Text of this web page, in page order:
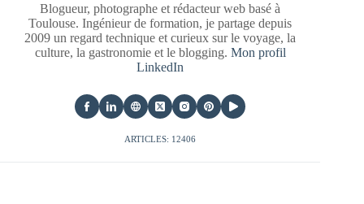
Blogueur, photographe et rédacteur web basé à
Toulouse. Ingénieur de formation, je partage depuis
2009 un regard technique et curieux sur le voyage, la
culture, la gastronomie et le blogging. Mon profil
LinkedIn
ARTICLES: 12406